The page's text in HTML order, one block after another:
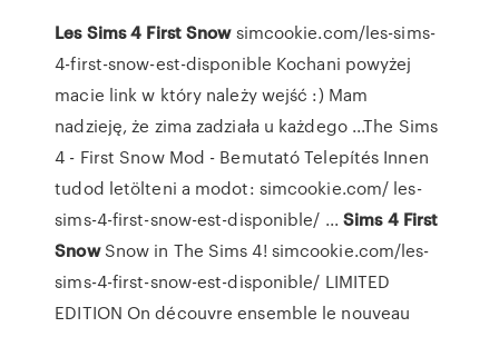
Les Sims4 FirstSnowsimcookie.com/les-sims-
4-first-snow-est-disponible Kochani powyżej
macie link w który należy wejść :) Mam
nadzieję, że zima zadziała u każdego ...The Sims
4 - First Snow Mod - Bemutató Telepítés Innen
tudod letölteni a modot: simcookie.com/ les-
sims-4-first-snow-est-disponible/ ...Sims 4 First
SnowSnow in The Sims 4! simcookie.com/les-
sims-4-first-snow-est-disponible/ LIMITED
EDITION On découvre ensemble le nouveau